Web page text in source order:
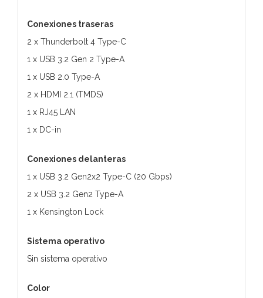
Conexiones traseras
2 x Thunderbolt 4 Type-C
1 x USB 3.2 Gen 2 Type-A
1 x USB 2.0 Type-A
2 x HDMI 2.1 (TMDS)
1 x RJ45 LAN
1 x DC-in
Conexiones delanteras
1 x USB 3.2 Gen2x2 Type-C (20 Gbps)
2 x USB 3.2 Gen2 Type-A
1 x Kensington Lock
Sistema operativo
Sin sistema operativo
Color